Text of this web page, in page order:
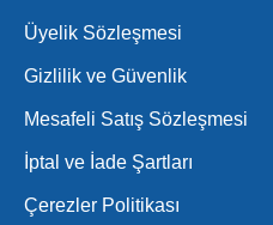
Üyelik Sözleşmesi
Gizlilik ve Güvenlik
Mesafeli Satış Sözleşmesi
İptal ve İade Şartları
Çerezler Politikası